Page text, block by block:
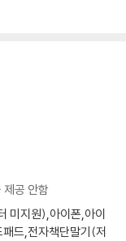
제공 안함
미지원),아이폰,아이
드,전자책단말기(저